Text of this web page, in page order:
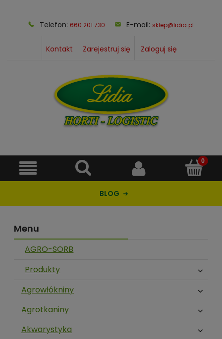
Telefon: 660 201 730 E-mail: sklep@lidia.pl
Kontakt Zarejestruj się Zaloguj się
BLOG
Menu
AGRO-SORB
Produkty
Agrowłókniny
Agrotkaniny
Akwarystyka